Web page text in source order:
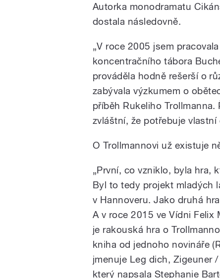
Autorka monodramatu
dostala následovně.
„V roce 2005 jsem
koncentračního tábora
prováděla hodně rešerší o
zabývala výzkumem o
příběh Rukeliho
zvláštní, že potřebuje vlastní
O Trollmannovi už existuje
„První, co vzniklo, byla hra,
Byl to tedy projekt mladých
v Hannoveru. Jako druhá
A v roce 2015 ve Vídni Felix
je rakouská hra o
kniha od jednoho novináře
jmenuje Leg dich, Zigeuner
který napsala Stephanie